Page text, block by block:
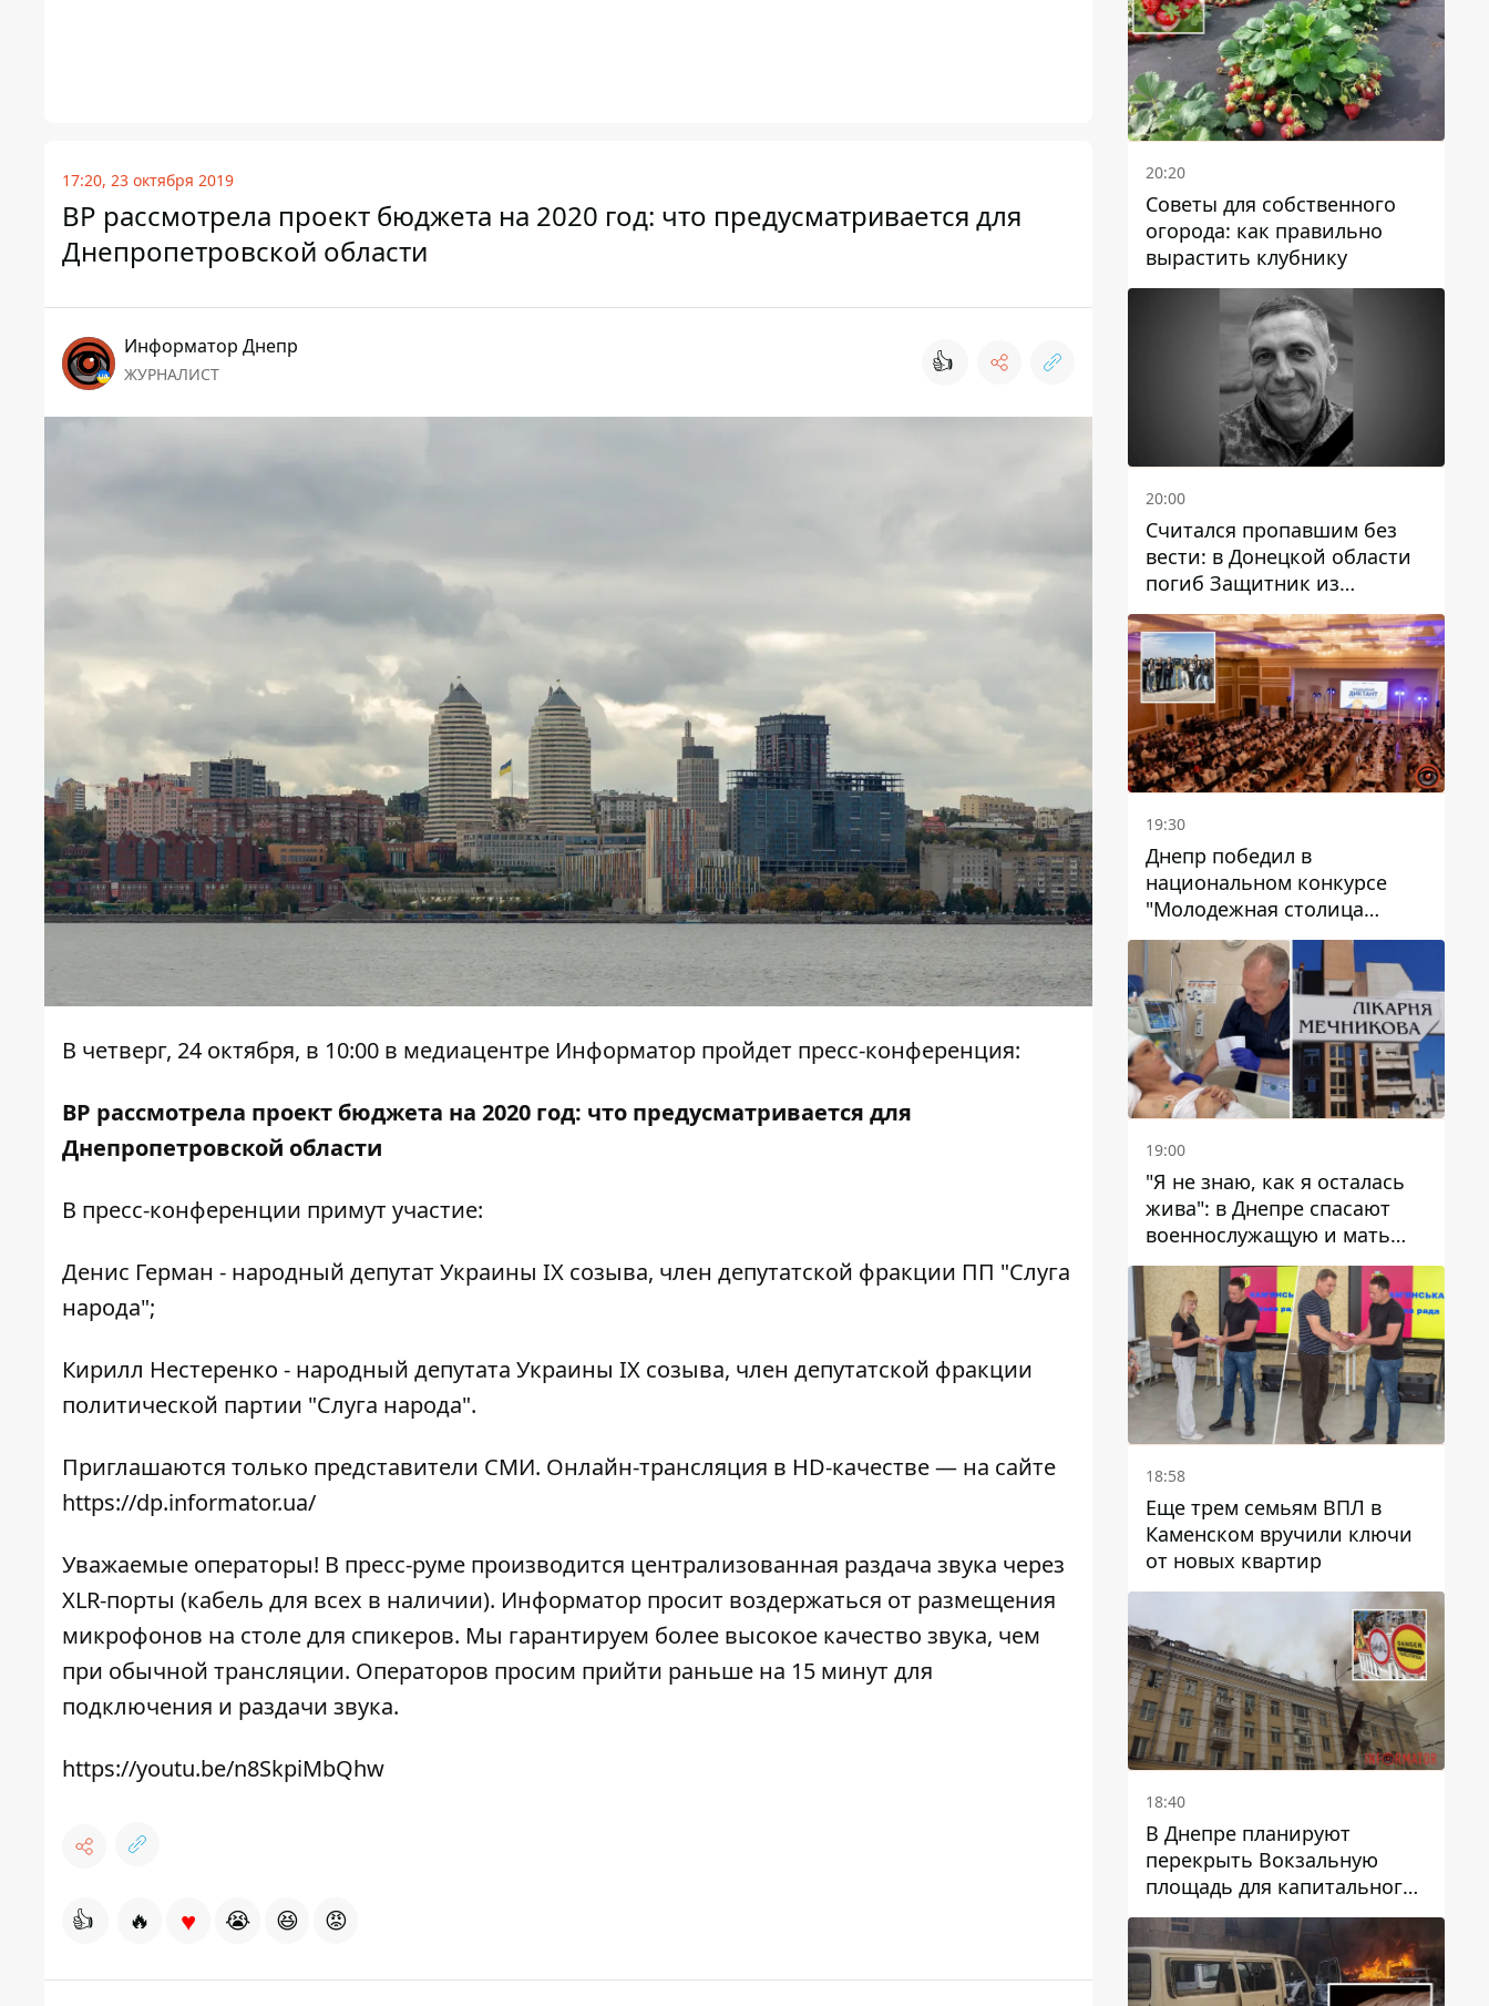
17:20, 23 октября 2019
ВР рассмотрела проект бюджета на 2020 год: что предусматривается для
Днепропетровской области
Информатор Днепр
ЖУРНАЛИСТ 👍
В четверг, 24 октября, в 10:00 в медиацентре Информатор пройдет пресс-конференция:
ВР рассмотрела проект бюджета на 2020 год: что предусматривается для
Днепропетровской области
В пресс-конференции примут участие:
Денис Герман - народный депутат Украины IX созыва, член депутатской фракции ПП "Слуга
народа";
Кирилл Нестеренко - народный депутата Украины IX созыва, член депутатской фракции
политической партии "Слуга народа".
Приглашаются только представители СМИ. Онлайн-трансляция в HD-качестве — на сайте
https://dp.informator.ua/
Уважаемые операторы! В пресс-руме производится централизованная раздача звука через
XLR-порты (кабель для всех в наличии). Информатор просит воздержаться от размещения
микрофонов на столе для спикеров. Мы гарантируем более высокое качество звука, чем
при обычной трансляции. Операторов просим прийти раньше на 15 минут для
подключения и раздачи звука.
https://youtu.be/n8SkpiMbQhw
👍 🔥 ♥ 😭 😆 😡
20:20
Советы для собственного
огорода: как правильно
вырастить клубнику
20:00
Считался пропавшим без
вести: в Донецкой области
погиб Защитник из
Каменского Антон
Красовский
19:30
Днепр победил в
национальном конкурсе
"Молодежная столица
Украины – 2026"
19:00
"Я не знаю, как я осталась
жива": в Днепре спасают
военнослужащую и мать
четверых детей, которую
ранил КАБ
18:58
Еще трем семьям ВПЛ в
Каменском вручили ключи
от новых квартир
18:40
В Днепре планируют
перекрыть Вокзальную
площадь для капитального
ремонта дома, в который
попала вражеская ракета:
какие сроки